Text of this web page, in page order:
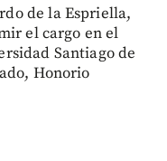
de la Espriella,
el cargo en el
Santiago de
Honorio